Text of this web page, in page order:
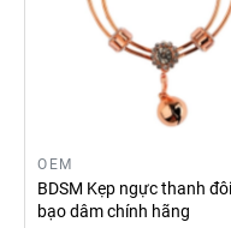
OEM
BDSM Kẹp ngực thanh
bạo dâm chính hãng